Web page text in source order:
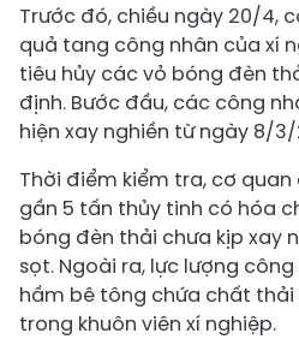
Trước đó, chiều ngày 20/4,
quả tang công nhân của xí
tiêu hủy các vỏ bóng đèn
định. Bước đầu, các công
hiện xay nghiền từ ngày 8/
Thời điểm kiểm tra, cơ
gần 5 tấn thủy tinh có hóa
bóng đèn thải chưa kịp xay
sọt. Ngoài ra, lực lượng
hầm bê tông chứa chất
trong khuôn viên xí nghiệp.